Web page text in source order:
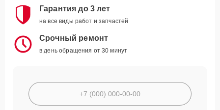
Гарантия до 3 лет
на все виды работ и запчастей
Срочный ремонт
в день обращения от 30 минут